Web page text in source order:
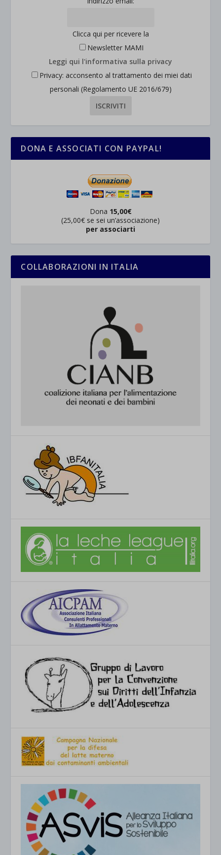
Clicca qui per ricevere la
Newsletter MAMI
Leggi qui l'informativa sulla privacy
Privacy: acconsento al trattamento dei miei dati
personali (Regolamento UE 2016/679)
DONA E ASSOCIATI CON PAYPAL!
Dona 15,00€
(25,00€ se sei un’associazione)
per associarti
COLLABORAZIONI IN ITALIA